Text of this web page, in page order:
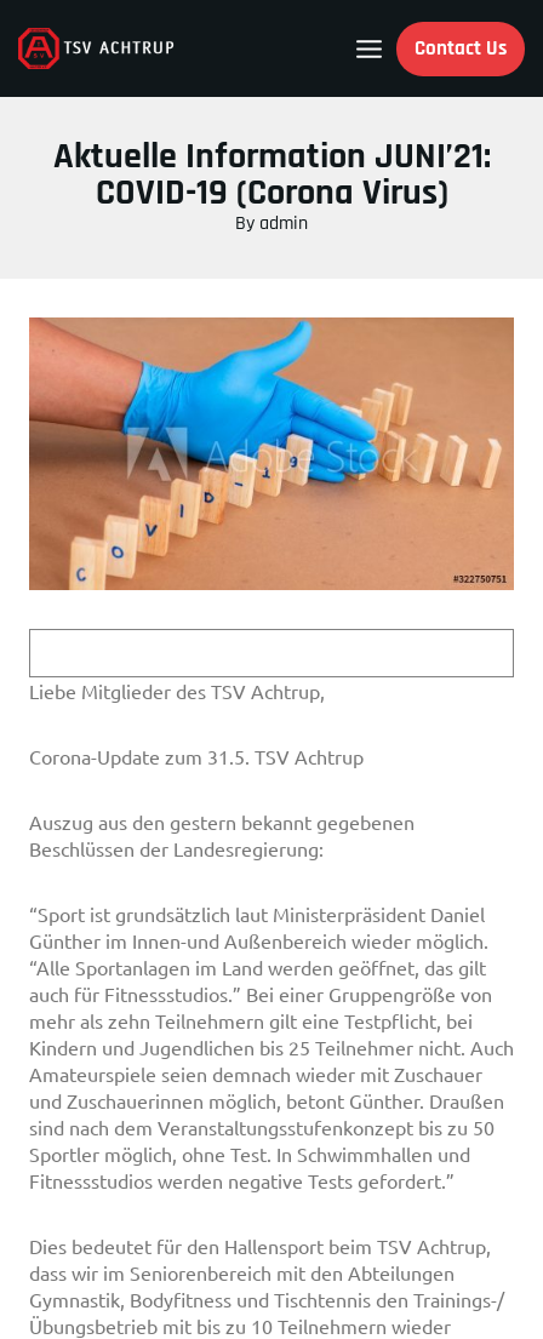
content
Contact Us
Aktuelle Information JUNI’21:
COVID-19 (Corona Virus)
By admin
Liebe Mitglieder des TSV Achtrup,
Corona-Update zum 31.5. TSV Achtrup
Auszug aus den gestern bekannt gegebenen
Beschlüssen der Landesregierung:
“Sport ist grundsätzlich laut Ministerpräsident Daniel
Günther im Innen-und Außenbereich wieder möglich.
“Alle Sportanlagen im Land werden geöffnet, das gilt
auch für Fitnessstudios.” Bei einer Gruppengröße von
mehr als zehn Teilnehmern gilt eine Testpflicht, bei
Kindern und Jugendlichen bis 25 Teilnehmer nicht. Auch
Amateurspiele seien demnach wieder mit Zuschauer
und Zuschauerinnen möglich, betont Günther. Draußen
sind nach dem Veranstaltungsstufenkonzept bis zu 50
Sportler möglich, ohne Test. In Schwimmhallen und
Fitnessstudios werden negative Tests gefordert.”
Dies bedeutet für den Hallensport beim TSV Achtrup,
dass wir im Seniorenbereich mit den Abteilungen
Gymnastik, Bodyfitness und Tischtennis den Trainings-/
Übungsbetrieb mit bis zu 10 Teilnehmern wieder